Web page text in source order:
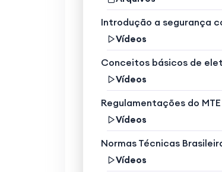
Introdução a segurança
Vídeos
Conceitos básicos de
Vídeos
Regulamentações do MTE
Vídeos
Normas Técnicas
Vídeos